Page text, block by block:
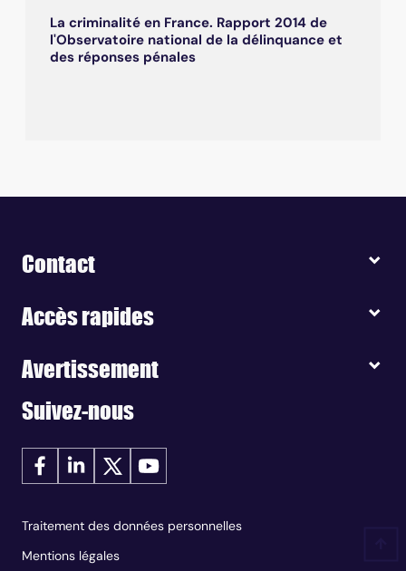
La criminalité en France. Rapport 2014 de
l'Observatoire national de la délinquance et
des réponses pénales
Contact
Accès rapides
Avertissement
Suivez-nous
Traitement des données personnelles
Mentions légales